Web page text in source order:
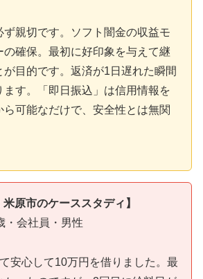
ず親切です。ソフト闇金の収益モ
の確保。最初に好印象を与えて継
目的です。返済が1日遅れた瞬間
ます。「即日振込」は信用情報を
可能なだけで、安全性とは無関
原市のケーススタディ】
・会社員・男性
安心して10万円を借りました。最